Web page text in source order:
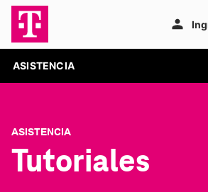
ASISTENCIA
ASISTENCIA
Tutoriales